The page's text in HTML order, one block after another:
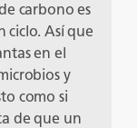
carbono es
ciclo. Así que
en el
y
como si
de que un